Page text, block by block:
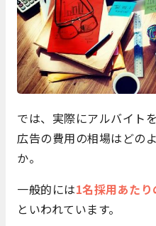
では、実際にアルバイト
広告の費用の相場はどの
か。
一般的には1名採用あた
といわれています。